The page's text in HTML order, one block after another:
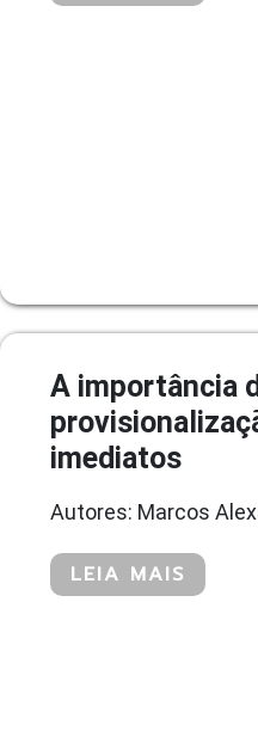
A importância
imediatos
Autores: Marcos
LEIA MAIS